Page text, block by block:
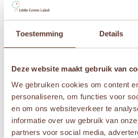
Toestemming Details
Deze website maakt gebruik van
We gebruiken cookies om content
personaliseren, om functies voor
en om ons websiteverkeer te
informatie over uw gebruik van
partners voor social media,
Handpop Konijntje” te
Je waardering*
Je beoordeling*
Naam *